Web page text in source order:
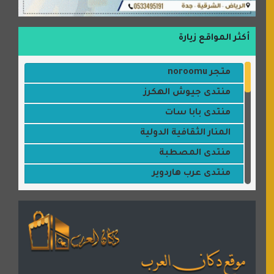
أكثر المواقع زيارة
متجر noroomu
منتدى جيوش الهكرز
منتدى بابا سات
المنار الثقافية الدولية
منتدى المصطبة
منتدى عرب هاردوير
القران للجميع